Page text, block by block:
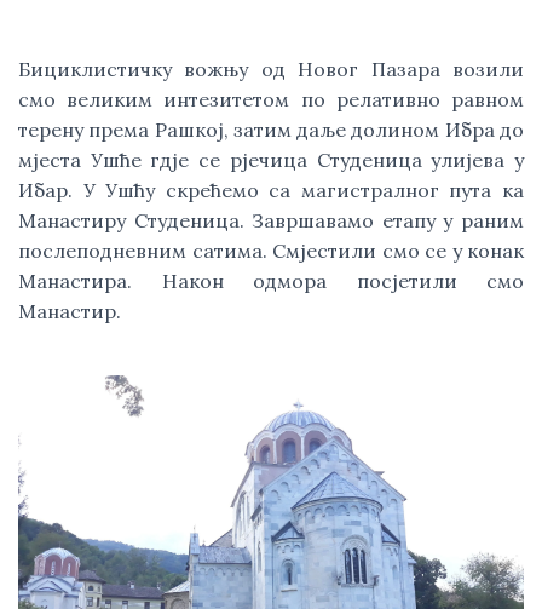
Бициклистичку вожњу од Новог Пазара возили
смо великим интезитетом по релативно равном
терену према Рашкој, затим даље долином Ибра до
мјеста Ушће гдје се рјечица Студеница улијева у
Ибар. У Ушћу скрећемо са магистралног пута ка
Манастиру Студеница. Завршавамо етапу у раним
послеподневним сатима. Смјестили смо се у конак
Манастира. Након одмора посјетили смо
Манастир.